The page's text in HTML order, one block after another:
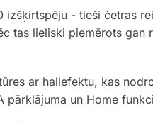
- tieši četras
tas lieliski piemērots gan
ar hallefektu, kas
pārklājuma un Home